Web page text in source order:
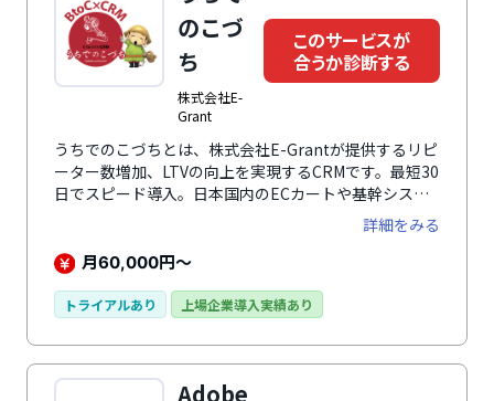
のこづ
ち
株式会社E-
Grant
このサービスが
合うか診断する
うちでのこづちとは、株式会社E-Grantが提供するリピ
ーター数増加、LTVの向上を実現するCRMです。最短30
日でスピード導入。日本国内のECカートや基幹システ
ムとの自動連携にほぼ対応しているので追加のシステム
開発不要で即座に導入できます。特許取得した独自の分
析プログラムは、顧客満足度93％以上、2020年のこづ
じ可改善施策を適応する結果検証、自社のステータス・
一目でわかる改善施策の機能などEC通販システムとの
自動連携機能を用意してます。ニーズに合わせたデータ
分析、そのまま報告やレポーティングに利用できるデザ
詳細をみる
月60,000円～
トライアルあり 上場企業導入実績あり
Adobe